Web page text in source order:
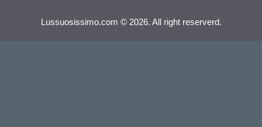
Lussuosissimo.com © 2026. All right reserverd.